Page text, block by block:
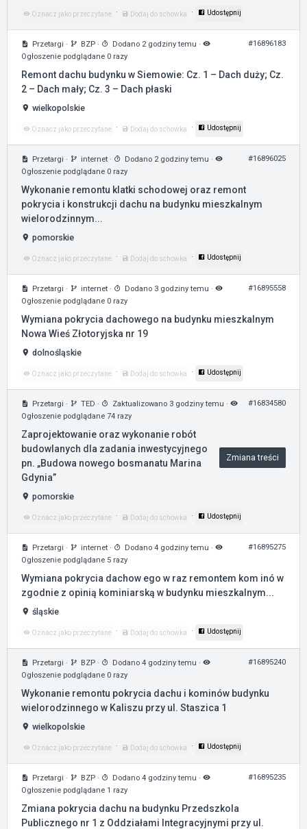
Oznacz jako przeczytane · Dodaj do schowka · Udostępnij
Przetargi · BZP · Dodano 2 godziny temu ·
Ogłoszenie podglądane 0 razy
#16896183
Remont dachu budynku w Siemowie: Cz. 1 – Dach duży; Cz.
2 – Dach mały; Cz. 3 – Dach płaski
wielkopolskie
Oznacz jako przeczytane · Dodaj do schowka · Udostępnij
Przetargi · internet · Dodano 2 godziny temu ·
Ogłoszenie podglądane 0 razy
#16896025
Wykonanie remontu klatki schodowej oraz remont
pokrycia i konstrukcji dachu na budynku mieszkalnym
wielorodzinnym...
pomorskie
Oznacz jako przeczytane · Dodaj do schowka · Udostępnij
Przetargi · internet · Dodano 3 godziny temu ·
Ogłoszenie podglądane 0 razy
#16895558
Wymiana pokrycia dachowego na budynku mieszkalnym
Nowa Wieś Złotoryjska nr 19
dolnośląskie
Oznacz jako przeczytane · Dodaj do schowka · Udostępnij
Przetargi · TED · Zaktualizowano 3 godziny temu ·
Ogłoszenie podglądane 74 razy
#16834580
Zaprojektowanie oraz wykonanie robót
budowlanych dla zadania inwestycyjnego
pn. „Budowa nowego bosmanatu Marina
Gdynia”
Zmiana treści
pomorskie
Oznacz jako przeczytane · Dodaj do schowka · Udostępnij
Przetargi · internet · Dodano 4 godziny temu ·
Ogłoszenie podglądane 5 razy
#16895275
Wymiana pokrycia dachow ego w raz remontem kom inó w
zgodnie z opinią kominiarską w budynku mieszkalnym...
śląskie
Oznacz jako przeczytane · Dodaj do schowka · Udostępnij
Przetargi · BZP · Dodano 4 godziny temu ·
Ogłoszenie podglądane 0 razy
#16895240
Wykonanie remontu pokrycia dachu i kominów budynku
wielorodzinnego w Kaliszu przy ul. Staszica 1
wielkopolskie
Oznacz jako przeczytane · Dodaj do schowka · Udostępnij
Przetargi · BZP · Dodano 4 godziny temu ·
Ogłoszenie podglądane 1 razy
#16895235
Zmiana pokrycia dachu na budynku Przedszkola
Publicznego nr 1 z Oddziałami Integracyjnymi przy ul.